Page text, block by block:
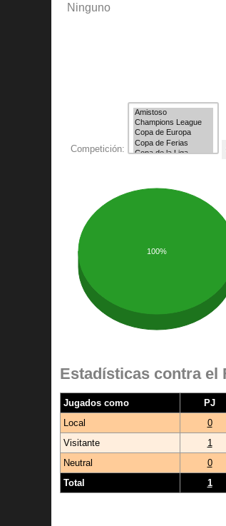
Ninguno
Competición:
100%
Estadísticas contra el
Jugados como PJ
Local
0
Visitante
1
Neutral
0
Total
1